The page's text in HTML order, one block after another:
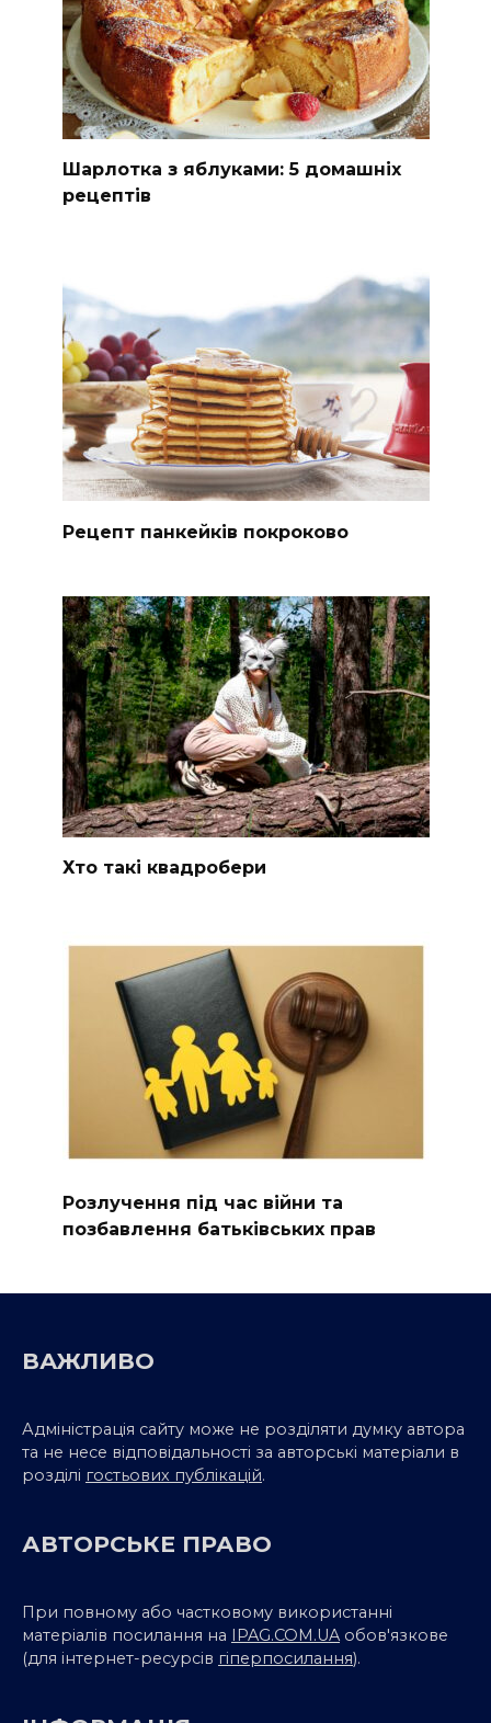
Шарлотка з яблуками: 5 домашніх
рецептів
Рецепт панкейків покроково
Хто такі квадробери
Розлучення під час війни та
позбавлення батьківських прав
ВАЖЛИВО
Адміністрація сайту може не розділяти думку автора
та не несе відповідальності за авторські матеріали в
розділі гостьових публікацій.
АВТОРСЬКЕ ПРАВО
При повному або частковому використанні
матеріалів посилання на
IPAG.COM.UA обов'язкове
(для інтернет-ресурсів гіперпосилання).